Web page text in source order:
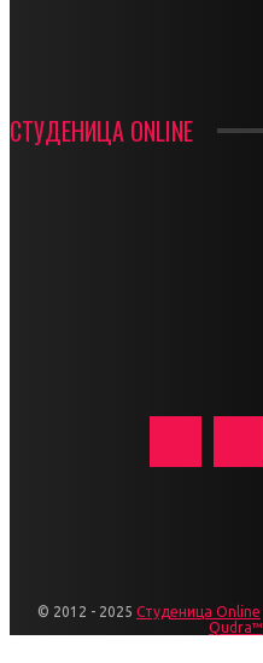
СТУДЕНИЦА ONLINE
© 2012 - 2025 Студеница Online
Qudra™